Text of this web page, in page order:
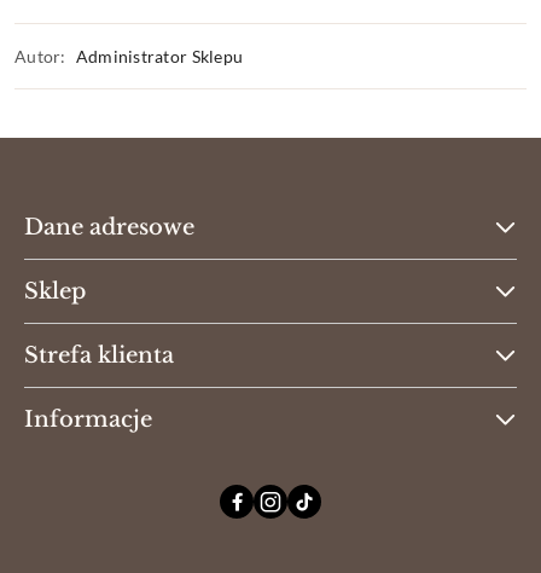
Autor: Administrator Sklepu
Dane adresowe
Sklep
Strefa klienta
Informacje